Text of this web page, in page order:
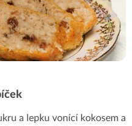
a lepku vonící kokosem a